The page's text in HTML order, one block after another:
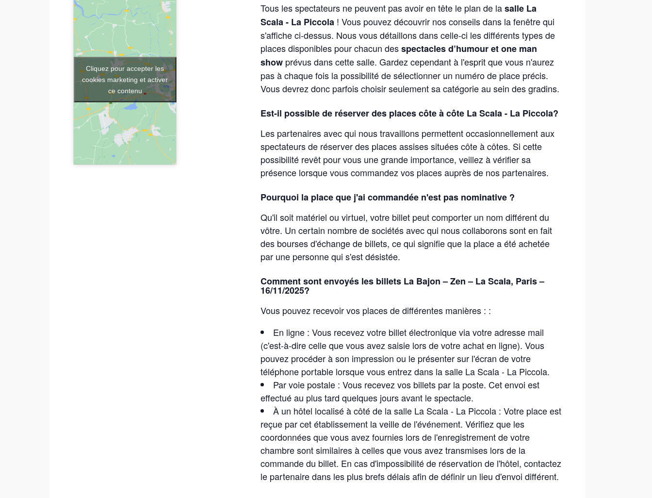
Tous les spectateurs ne peuvent pas avoir en tête le plan de lasalle La
Scala - La Piccola ! Vous pouvez découvrir nos conseils dans la fenêtre qui
s'affiche ci-dessus. Nous vous détaillons dans celle-ci les différents types de
places disponibles pour chacun desspectacles d’humour et one man
showprévus dans cette salle. Gardez cependant à l'esprit que vous n'aurez
pas à chaque fois la possibilité de sélectionner un numéro de place précis.
Vous devrez donc parfois choisir seulement sa catégorie au sein des gradins.
Est-il possible de réserver des places côte à côte La Scala - La Piccola?
Les partenaires avec qui nous travaillons permettent occasionnellement aux
spectateurs de réserver des places assises situées côte à côtes. Si cette
possibilité revêt pour vous une grande importance, veillez à vérifier sa
présence lorsque vous commandez vos places auprès de nos partenaires.
Pourquoi la place que j'ai commandée n'est pas nominative ?
Qu'il soit matériel ou virtuel, votre billet peut comporter un nom différent du
vôtre. Un certain nombre de sociétés avec qui nous collaborons sont en fait
des bourses d'échange de billets, ce qui signifie que la place a été achetée
par une personne qui s'est désistée.
Comment sont envoyés les billets La Bajon – Zen – La Scala, Paris –
16/11/2025?
Vous pouvez recevoir vos places de différentes manières : :
En ligne : Vous recevez votre billet électronique via votre adresse mail
(c'est-à-dire celle que vous avez saisie lors de votre achat en ligne). Vous
pouvez procéder à son impression ou le présenter sur l'écran de votre
téléphone portable lorsque vous entrez dans la salle La Scala - La Piccola.
Par voie postale : Vous recevez vos billets par la poste. Cet envoi est
effectué au plus tard quelques jours avant le spectacle.
À un hôtel localisé à côté de la salle La Scala - La Piccola : Votre place est
reçue par cet établissement la veille de l'événement. Vérifiez que les
coordonnées que vous avez fournies lors de l'enregistrement de votre
chambre sont similaires à celles que vous avez transmises lors de la
commande du billet. En cas d'impossibilité de réservation de l'hôtel, contactez
le partenaire dans les plus brefs délais afin de définir un lieu d'envoi différent.
Cliquez pour accepter les
cookies marketing et activer
ce contenu